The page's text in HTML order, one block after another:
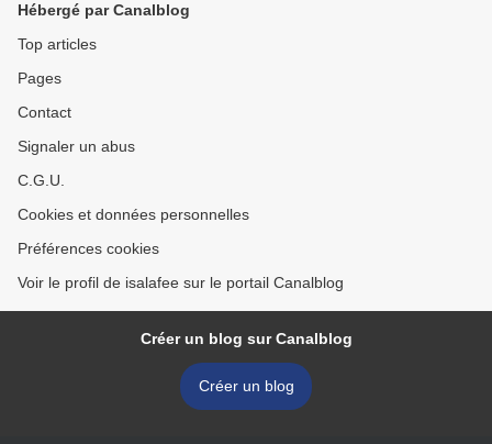
Hébergé par Canalblog
Top articles
Pages
Contact
Signaler un abus
C.G.U.
Cookies et données personnelles
Préférences cookies
Voir le profil de isalafee sur le portail Canalblog
Créer un blog sur Canalblog
Créer un blog